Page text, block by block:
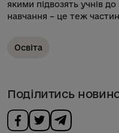
якими підвозять учнів
навчання – це теж
Освіта
Поділитись